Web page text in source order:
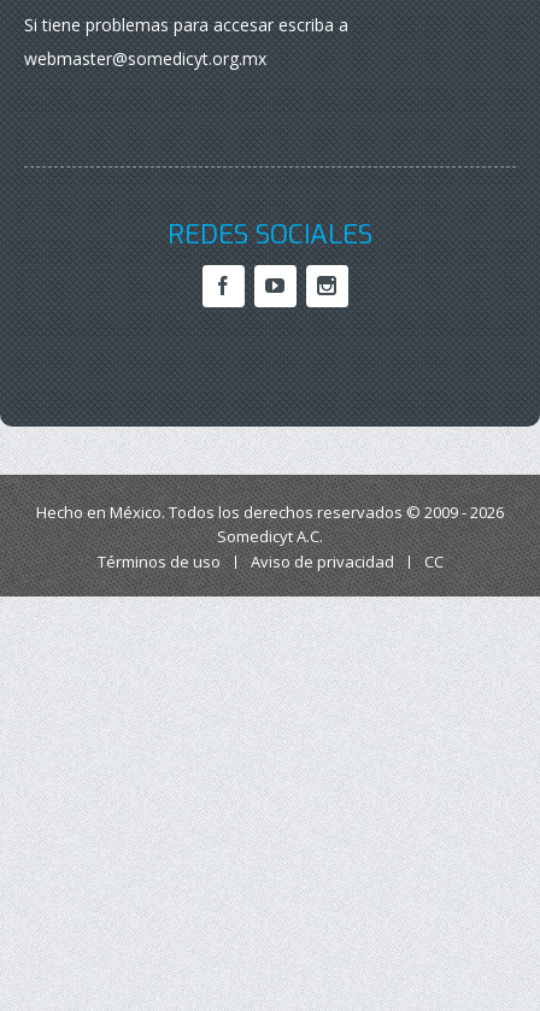
Si tiene problemas para accesar escriba a
webmaster@somedicyt.org.mx
REDES SOCIALES
Hecho en México. Todos los derechos reservados © 2009 - 2026
Somedicyt A.C.
Términos de uso
Aviso de privacidad CC